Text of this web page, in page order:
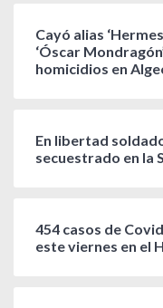
Cayó alias
‘Óscar
homicidios en
En libertad
secuestrado en la
454 casos de
este viernes en el